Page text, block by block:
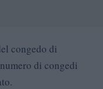
congedo di
di congedi